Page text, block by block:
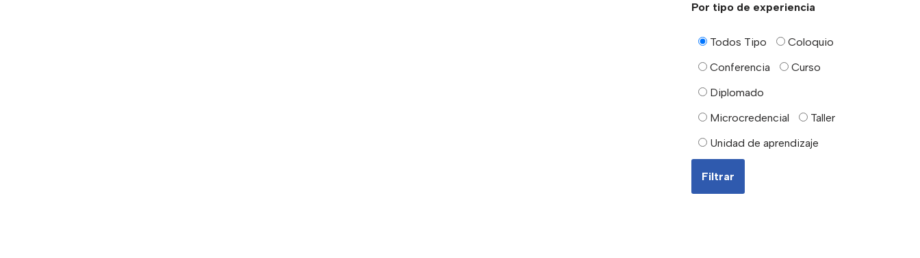
Por tipo de experiencia
Todos Tipo
Coloquio
Conferencia
Curso
Diplomado
Microcredencial
Taller
Unidad de aprendizaje